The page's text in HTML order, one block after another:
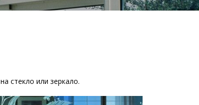
стекло или зеркало.